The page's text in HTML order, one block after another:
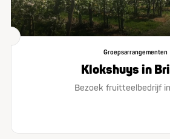
Groepsarrangementen
Klokshuys in
Bezoek fruitteelbedrijf